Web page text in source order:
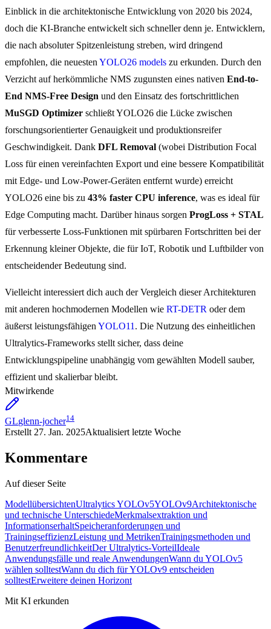
Einblick in die architektonische Entwicklung von 2020 bis 2024,
doch die KI-Branche entwickelt sich schneller denn je. Entwicklern,
die nach absoluter Spitzenleistung streben, wird dringend
empfohlen, die neuesten YOLO26 models zu erkunden. Durch den
Verzicht auf herkömmliche NMS zugunsten eines nativen End-to-
End NMS-Free Design und den Einsatz des fortschrittlichen
MuSGD Optimizer schließt YOLO26 die Lücke zwischen
forschungsorientierter Genauigkeit und produktionsreifer
Geschwindigkeit. Dank DFL Removal (wobei Distribution Focal
Loss für einen vereinfachten Export und eine bessere Kompatibilität
mit Edge- und Low-Power-Geräten entfernt wurde) erreicht
YOLO26 eine bis zu 43% faster CPU inference, was es ideal für
Edge Computing macht. Darüber hinaus sorgen ProgLoss + STAL
für verbesserte Loss-Funktionen mit spürbaren Fortschritten bei der
Erkennung kleiner Objekte, die für IoT, Robotik und Luftbilder von
entscheidender Bedeutung sind.
Vielleicht interessiert dich auch der Vergleich dieser Architekturen
mit anderen hochmodernen Modellen wie RT-DETR oder dem
äußerst leistungsfähigen YOLO11 . Die Nutzung des einheitlichen
Ultralytics-Frameworks stellt sicher, dass deine
Entwicklungspipeline unabhängig vom gewählten Modell sauber,
effizient und skalierbar bleibt.
Mitwirkende
GLglenn-jocher14
Erstellt 27. Jan. 2025Aktualisiert letzte Woche
Kommentare
Auf dieser Seite
ModellübersichtenUltralytics YOLOv5YOLOv9Architektonische
und technische UnterschiedeMerkmalsextraktion und
InformationserhaltSpeicheranforderungen und
TrainingseffizienzLeistung und MetrikenTrainingsmethoden und
BenutzerfreundlichkeitDer Ultralytics-VorteilIdeale
Anwendungsfälle und reale AnwendungenWann du YOLOv5
wählen solltestWann du dich für YOLOv9 entscheiden
solltestErweitere deinen Horizont
Mit KI erkunden